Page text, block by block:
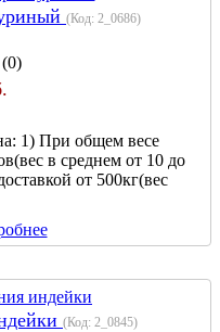
(Код: 2_0686)
1) При общем весе
в среднем от 10 до
от 500кг(вес
(Код: 2_0845)